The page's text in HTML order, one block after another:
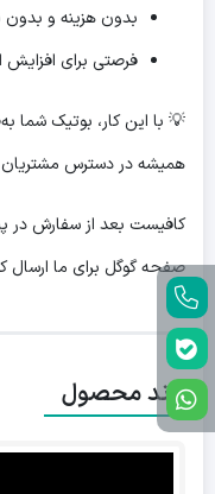
بدون هزینه و بدون
فرصتی برای
💡 با این کار، بوتیک
همیشه در دسترس
کافیست بعد از سفارش در
صفحه گوگل برای ما
برند محصول